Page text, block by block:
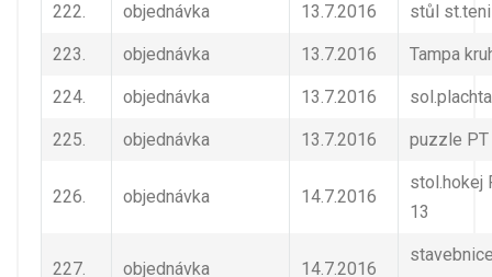
222. objednávka 13.7.2016 stůl
223. objednávka 13.7.2016 Tampa
224. objednávka 13.7.2016
225. objednávka 13.7.2016 puzzle
226. objednávka 14.7.2016
stol.hokej
13
227. objednávka 14.7.2016